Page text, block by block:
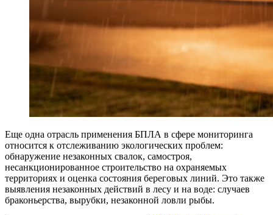
Еще одна отрасль применения БПЛА в сфере мониторинга
относится к отслеживанию экологических проблем:
обнаружение незаконных свалок, самостроя,
несанкционированное строительство на охраняемых
территориях и оценка состояния береговых линий. Это также
выявления незаконных действий в лесу и на воде: случаев
браконьерства, вырубки, незаконной ловли рыбы.